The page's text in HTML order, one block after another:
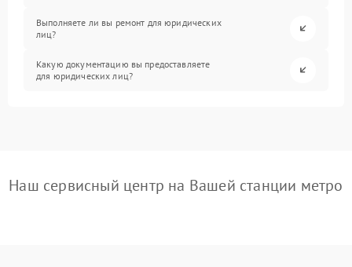
Выполняете ли вы ремонт для юридических
лиц?
Какую документацию вы предоставляете
для юридических лиц?
Наш сервисный центр на Вашей станции метро